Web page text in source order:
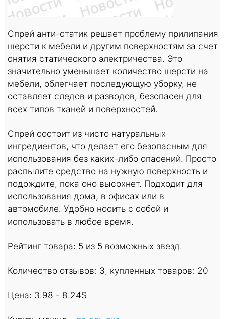
Спрей анти-статик решает проблему прилипания
шерсти к мебели и другим поверхностям за счет
снятия статического электричества. Это
значительно уменьшает количество шерсти на
мебели, облегчает последующую уборку, не
оставляет следов и разводов, безопасен для
всех типов тканей и поверхностей.
Спрей состоит из чисто натуральных
ингредиентов, что делает его безопасным для
использования без каких-либо опасений. Просто
распылите средство на нужную поверхность и
подождите, пока оно высохнет. Подходит для
использования дома, в офисах или в
автомобиле. Удобно носить с собой и
использовать в любое время.
Рейтинг товара: 5 из 5 возможных звезд.
Количество отзывов: 3, купленных товаров: 20
Цена: 3.98 - 8.24$